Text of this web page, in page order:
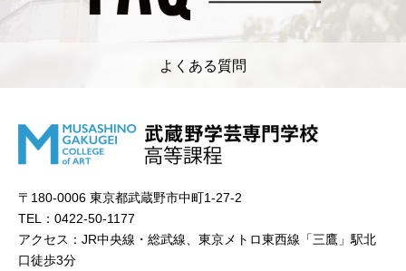
よくある質問
〒180-0006 東京都武蔵野市中町1-27-2
TEL：0422-50-1177
アクセス：JR中央線・総武線、東京メトロ東西線「三鷹」駅北
口徒歩3分